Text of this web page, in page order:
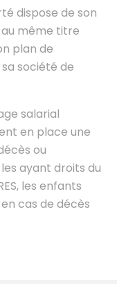
dispose de son
même titre
plan de
société de
salarial
en place une
ou
ayant droits du
les enfants
cas de décès